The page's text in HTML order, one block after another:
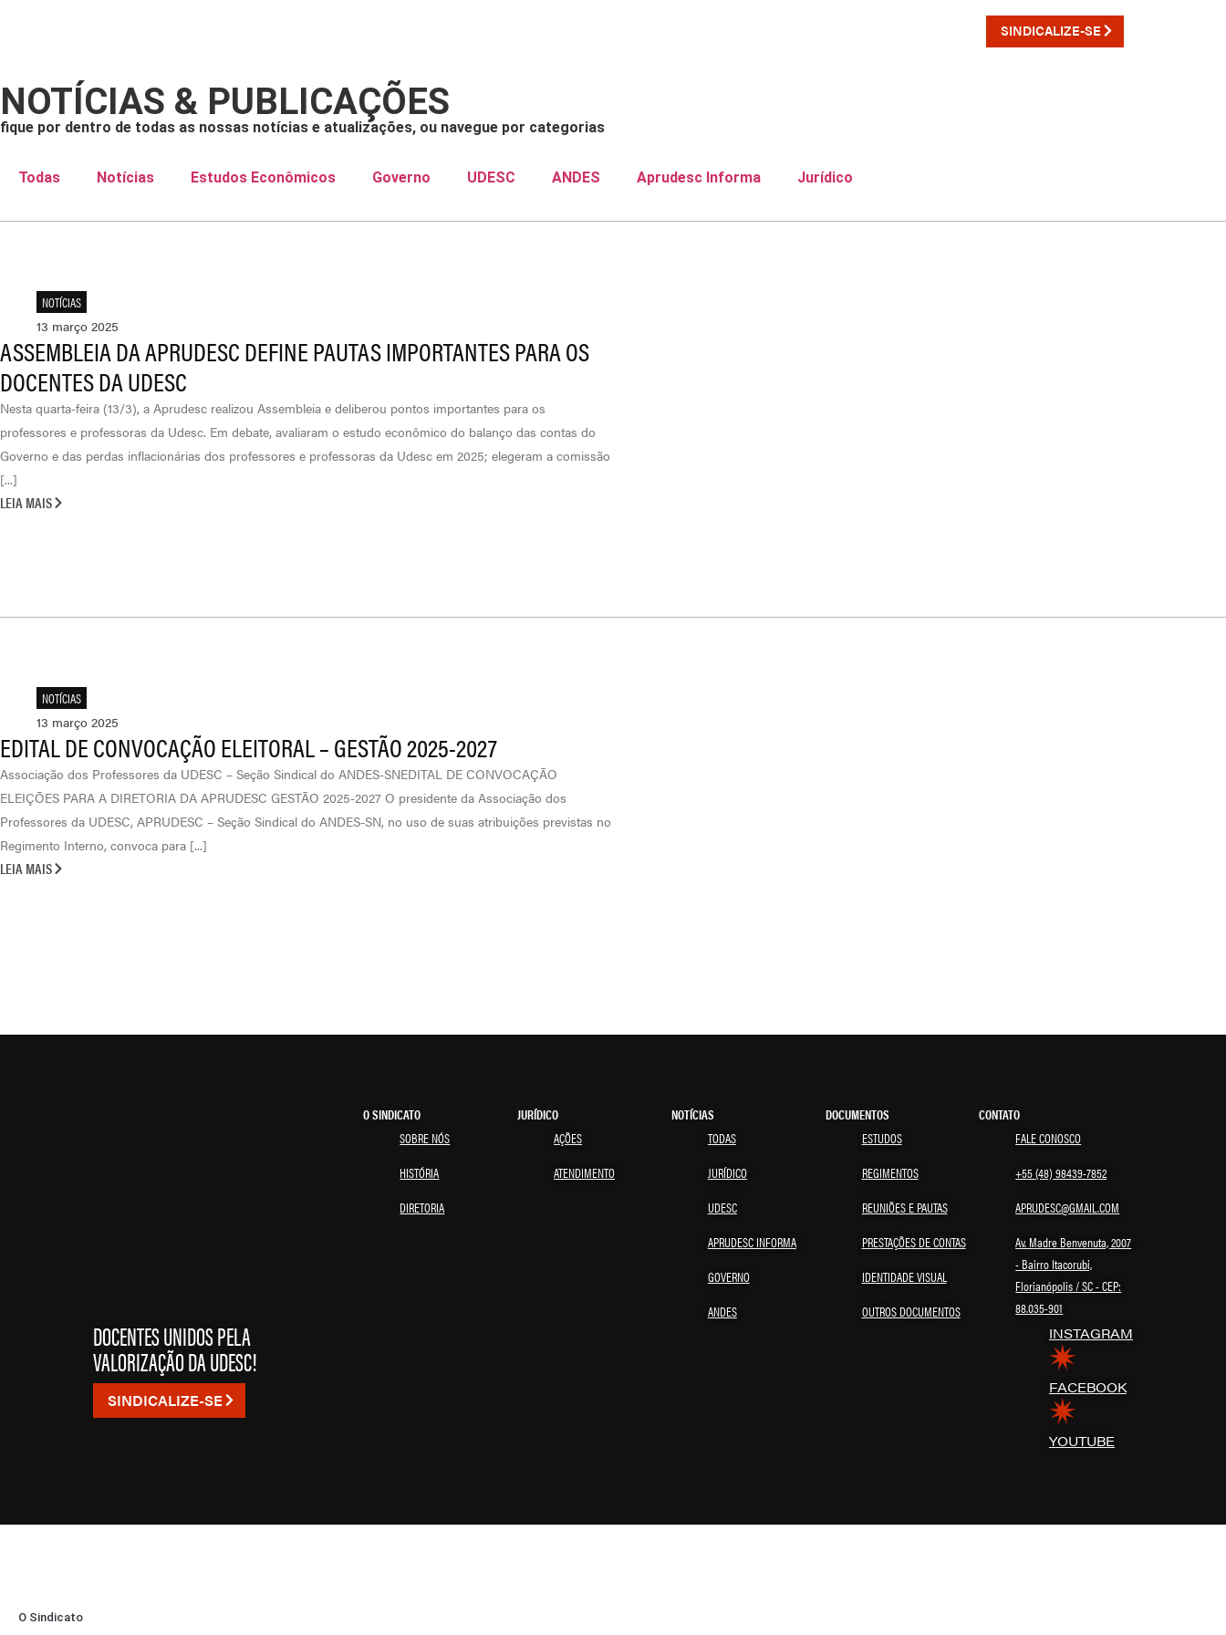
SINDICALIZE-SE
NOTÍCIAS & PUBLICAÇÕES
fique por dentro de todas as nossas notícias e atualizações, ou navegue por categorias
Todas Notícias Estudos Econômicos Governo UDESC ANDES Aprudesc Informa Jurídico
NOTÍCIAS
13 março 2025
ASSEMBLEIA DA APRUDESC DEFINE PAUTAS IMPORTANTES PARA OS
DOCENTES DA UDESC
Nesta quarta-feira (13/3), a Aprudesc realizou Assembleia e deliberou pontos importantes para os
professores e professoras da Udesc. Em debate, avaliaram o estudo econômico do balanço das contas do
Governo e das perdas inflacionárias dos professores e professoras da Udesc em 2025; elegeram a comissão
[...]
LEIA MAIS
NOTÍCIAS
13 março 2025
EDITAL DE CONVOCAÇÃO ELEITORAL – GESTÃO 2025-2027
Associação dos Professores da UDESC – Seção Sindical do ANDES-SNEDITAL DE CONVOCAÇÃO
ELEIÇÕES PARA A DIRETORIA DA APRUDESC GESTÃO 2025-2027 O presidente da Associação dos
Professores da UDESC, APRUDESC – Seção Sindical do ANDES-SN, no uso de suas atribuições previstas no
Regimento Interno, convoca para [...]
LEIA MAIS
O SINDICATO
SOBRE NÓS
HISTÓRIA
DIRETORIA
JURÍDICO
AÇÕES
ATENDIMENTO
NOTÍCIAS
TODAS
JURÍDICO
UDESC
APRUDESC INFORMA
GOVERNO
ANDES
DOCUMENTOS
ESTUDOS
REGIMENTOS
REUNIÕES E PAUTAS
PRESTAÇÕES DE CONTAS
IDENTIDADE VISUAL
OUTROS DOCUMENTOS
CONTATO
FALE CONOSCO
+55 (48) 98439-7852
APRUDESC@GMAIL.COM
Av. Madre Benvenuta, 2007
- Bairro Itacorubi,
Florianópolis / SC - CEP:
88.035-901
DOCENTES UNIDOS PELA
VALORIZAÇÃO DA UDESC!
SINDICALIZE-SE
INSTAGRAM
FACEBOOK
YOUTUBE
O Sindicato